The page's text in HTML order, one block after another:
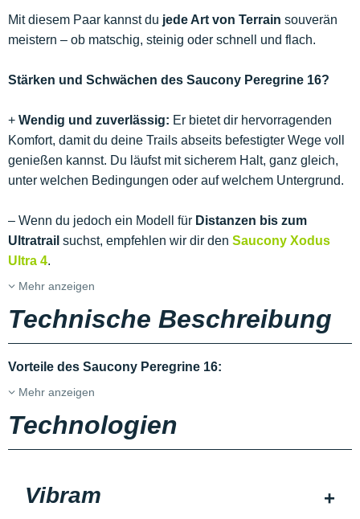
Mit diesem Paar kannst du jede Art von Terrain souverän
meistern – ob matschig, steinig oder schnell und flach.
Stärken und Schwächen des Saucony Peregrine 16?
+ Wendig und zuverlässig: Er bietet dir hervorragenden
Komfort, damit du deine Trails abseits befestigter Wege voll
genießen kannst. Du läufst mit sicherem Halt, ganz gleich,
unter welchen Bedingungen oder auf welchem Untergrund.
– Wenn du jedoch ein Modell für Distanzen bis zum
Ultratrail suchst, empfehlen wir dir den Saucony Xodus
Ultra 4.
Mehr anzeigen
Technische Beschreibung
Vorteile des Saucony Peregrine 16:
Mehr anzeigen
Technologien
Vibram